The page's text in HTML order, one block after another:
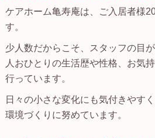
ケアホーム亀寿庵は、ご入居者様
す。
少人数だからこそ、スタッフの目
人おひとりの生活歴や性格、お気
行っています。
日々の小さな変化にも気付きやす
環境づくりに努めています。